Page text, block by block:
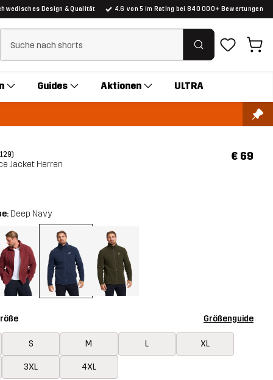
Design & Qualität 4.6 von 5 im Rating bei 840 000+ Bewertungen
Suchfilter löschen
Guides Aktionen ULTRA
Jacket Herren
€ 69
Deep Navy
Größenguide
S M L XL
3XL 4XL